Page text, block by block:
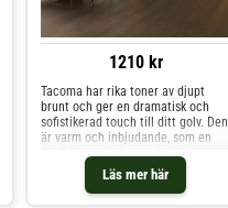
1210 kr
Läs mer här
Tacoma har rika toner av djupt
brunt och ger en dramatisk och
sofistikerad touch till ditt golv. Den
är varm och inbjudande, som en
frodig svensk skog, och kan
kombineras med tidlösa neutrala
toner eller rika, överdådiga toner.